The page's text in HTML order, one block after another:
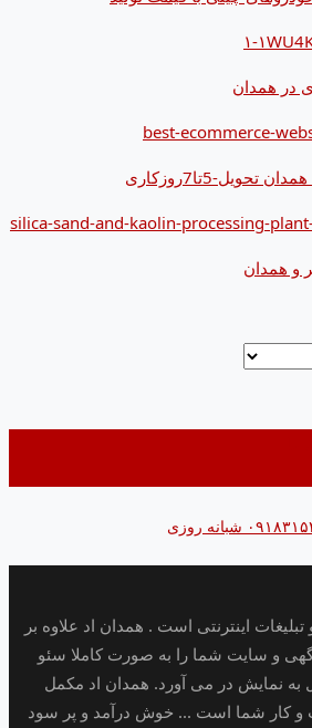
در همدان
5تا7روزکاری
و همدان
اینترنتی است . همدان اد علاوه بر
آگهی و سایت شما را به صورت کاملا سئو
نمایش در می آورد. همدان اد مکمل
کار شما است ... خوش درآمد و پر سود